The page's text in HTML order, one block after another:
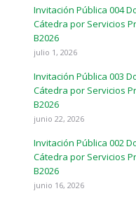
Invitación Pública 004
Cátedra por Servicios
B2026
julio 1, 2026
Invitación Pública 003
Cátedra por Servicios
B2026
junio 22, 2026
Invitación Pública 002
Cátedra por Servicios
B2026
junio 16, 2026